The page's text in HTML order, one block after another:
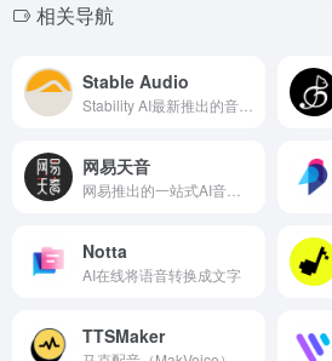
相关导航
Stable Audio
网易天音
Notta
AI在线将语音转换成文字
TTSMaker